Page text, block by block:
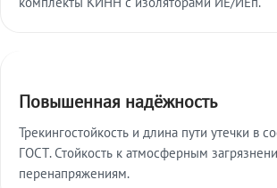
Повышенная надёжность
Трекингостойкость и длина пути утечки в
ГОСТ. Стойкость к атмосферным
перенапряжениям.